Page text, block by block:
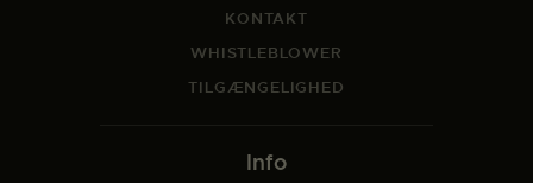
KONTAKT
WHISTLEBLOWER
TILGÆNGELIGHED
Info